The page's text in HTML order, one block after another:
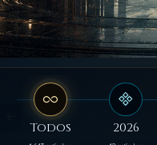
Todos 2026